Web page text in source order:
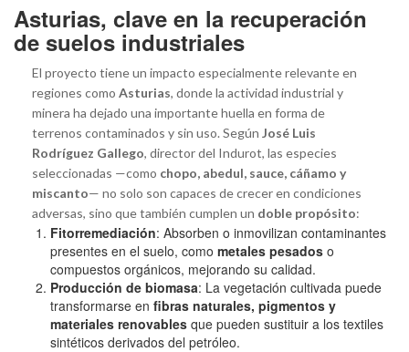
Asturias, clave en la recuperación
de suelos industriales
El proyecto tiene un impacto especialmente relevante en
regiones como Asturias, donde la actividad industrial y
minera ha dejado una importante huella en forma de
terrenos contaminados y sin uso. Según José Luis
Rodríguez Gallego, director del Indurot, las especies
seleccionadas —como chopo, abedul, sauce, cáñamo y
miscanto— no solo son capaces de crecer en condiciones
adversas, sino que también cumplen un doble propósito:
Fitorremediación: Absorben o inmovilizan contaminantes
presentes en el suelo, como metales pesados o
compuestos orgánicos, mejorando su calidad.
Producción de biomasa: La vegetación cultivada puede
transformarse en fibras naturales, pigmentos y
materiales renovables que pueden sustituir a los textiles
sintéticos derivados del petróleo.